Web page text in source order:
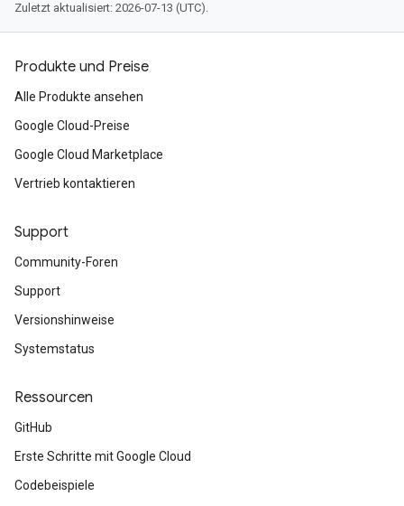
Zuletzt aktualisiert: 2026-07-13 (UTC).
Produkte und Preise
Alle Produkte ansehen
Google Cloud-Preise
Google Cloud Marketplace
Vertrieb kontaktieren
Support
Community-Foren
Support
Versionshinweise
Systemstatus
Ressourcen
GitHub
Erste Schritte mit Google Cloud
Codebeispiele